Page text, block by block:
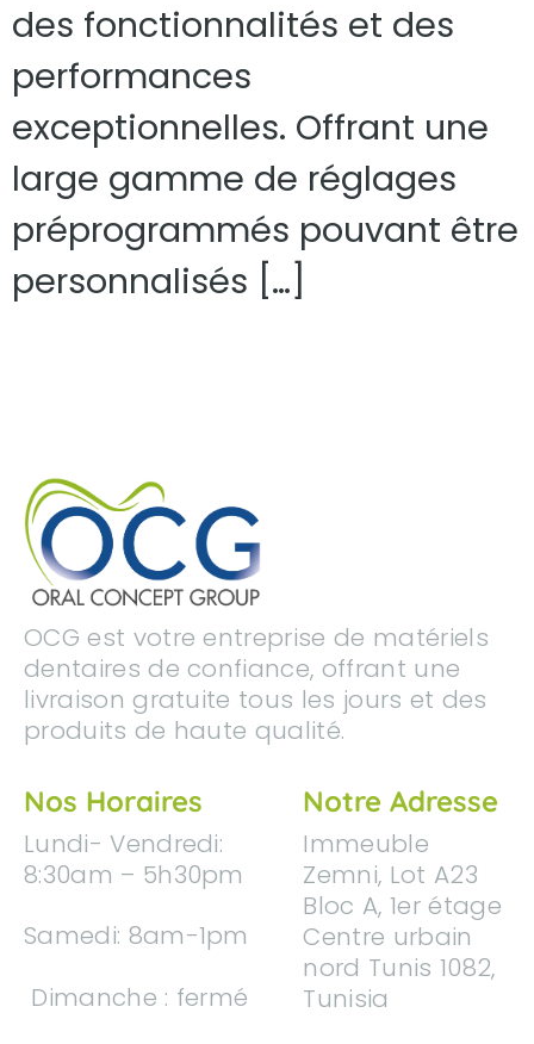
des fonctionnalités et des
performances
exceptionnelles. Offrant une
large gamme de réglages
préprogrammés pouvant être
personnalisés […]
OCG est votre entreprise de matériels
dentaires de confiance, offrant une
livraison gratuite tous les jours et des
produits de haute qualité.
Nos Horaires
Lundi- Vendredi:
8:30am – 5h30pm
Samedi: 8am-1pm
Dimanche : fermé
Notre Adresse
Immeuble
Zemni, Lot A23
Bloc A, 1er étage
Centre urbain
nord Tunis 1082,
Tunisia